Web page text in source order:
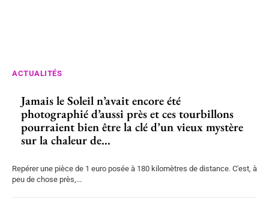
ACTUALITÉS
Jamais le Soleil n’avait encore été
photographié d’aussi près et ces tourbillons
pourraient bien être la clé d’un vieux mystère
sur la chaleur de...
Repérer une pièce de 1 euro posée à 180 kilomètres de distance. C'est, à
peu de chose près,...